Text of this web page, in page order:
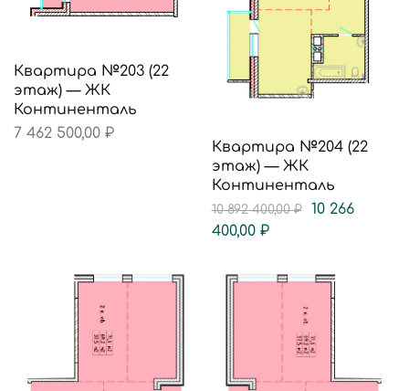
Квартира №203 (22
этаж) — ЖК
Континенталь
7 462 500,00 ₽
Квартира №204 (22
этаж) — ЖК
Континенталь
10 892 400,00₽
10 266
400,00 ₽